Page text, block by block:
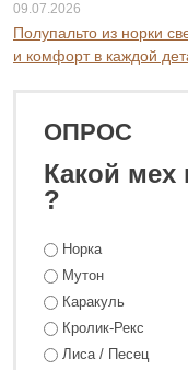
0 ₽ 88
09.07.2026
Полупальто из норки
и комфорт в каждой
ОПРОС
Какой мех
?
Норка
Мутон
Каракуль
Кролик-Рекс
Лиса / Песец